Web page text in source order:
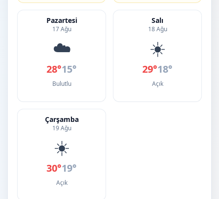
Pazartesi
17 Ağu
☁️
28°15°
Bulutlu
Salı
18 Ağu
☀️
29°18°
Açık
Çarşamba
19 Ağu
☀️
30°19°
Açık